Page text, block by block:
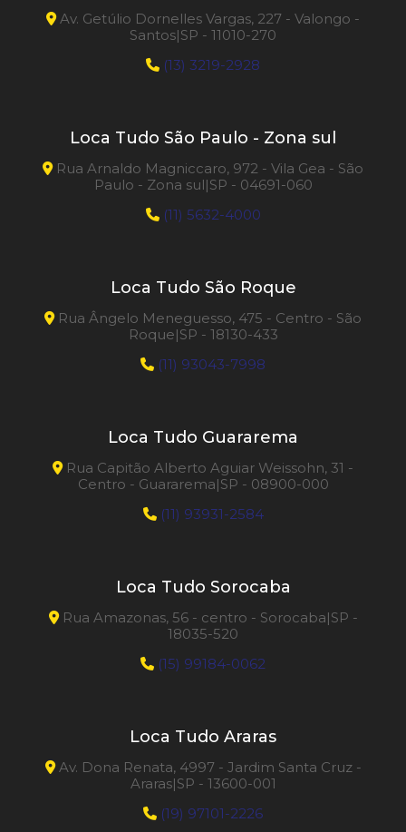
Av. Getúlio Dornelles Vargas, 227 - Valongo -
Santos|SP - 11010-270
(13) 3219-2928
Loca Tudo São Paulo - Zona sul
Rua Arnaldo Magniccaro, 972 - Vila Gea - São
Paulo - Zona sul|SP - 04691-060
(11) 5632-4000
Loca Tudo São Roque
Rua Ângelo Meneguesso, 475 - Centro - São
Roque|SP - 18130-433
(11) 93043-7998
Loca Tudo Guararema
Rua Capitão Alberto Aguiar Weissohn, 31 -
Centro - Guararema|SP - 08900-000
(11) 93931-2584
Loca Tudo Sorocaba
Rua Amazonas, 56 - centro - Sorocaba|SP -
18035-520
(15) 99184-0062
Loca Tudo Araras
Av. Dona Renata, 4997 - Jardim Santa Cruz -
Araras|SP - 13600-001
(19) 97101-2226